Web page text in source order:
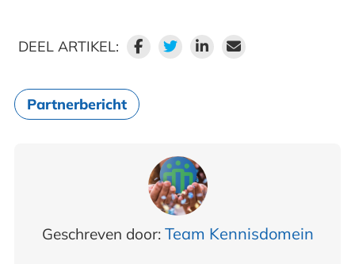
DEEL ARTIKEL:
Partnerbericht
Geschreven door: Team Kennisdomein